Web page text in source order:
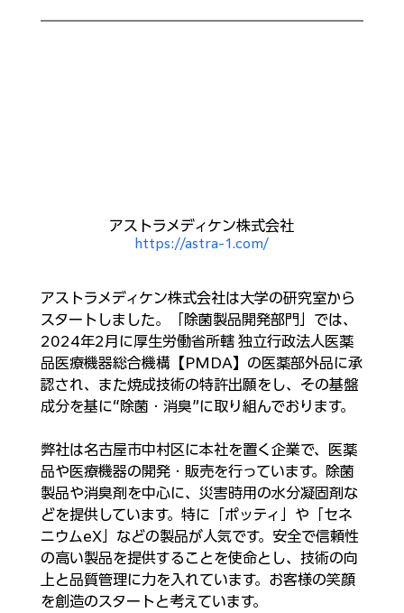
アストラメディケン株式会社
https://astra-1.com/
アストラメディケン株式会社は大学の研究室から
スタートしました。「除菌製品開発部門」では、
2024年2月に厚生労働省所轄 独立行政法人医薬
品医療機器総合機構【PMDA】の医薬部外品に承
認され、また焼成技術の特許出願をし、その基盤
成分を基に“除菌・消臭”に取り組んでおります。
弊社は名古屋市中村区に本社を置く企業で、医薬
品や医療機器の開発・販売を行っています。除菌
製品や消臭剤を中心に、災害時用の水分凝固剤な
どを提供しています。特に「ポッティ」や「セネ
ニウムeX」などの製品が人気です。安全で信頼性
の高い製品を提供することを使命とし、技術の向
上と品質管理に力を入れています。お客様の笑顔
を創造のスタートと考えています。